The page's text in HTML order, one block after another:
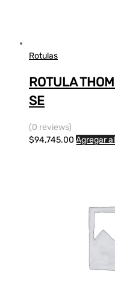
Rotulas
ROTULA
SE
(0 reviews)
$94,745.00 Agregar